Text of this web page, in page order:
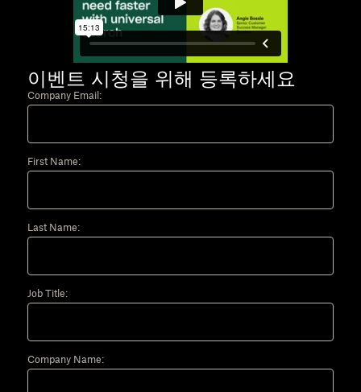
이벤트 시청을 위해 등록하세요
Company Email:
First Name:
Last Name:
Job Title:
Company Name: